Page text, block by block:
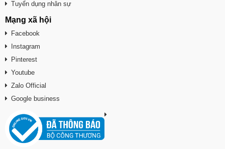
Tuyển dụng nhân sự
Mạng xã hội
Facebook
Instagram
Pinterest
Youtube
Zalo Official
Google business